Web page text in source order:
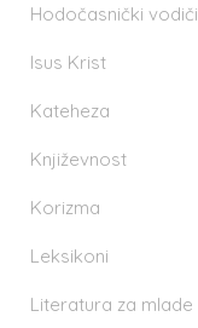
Hodočasnički vodiči
Isus Krist
Kateheza
Književnost
Korizma
Leksikoni
Literatura za mlade